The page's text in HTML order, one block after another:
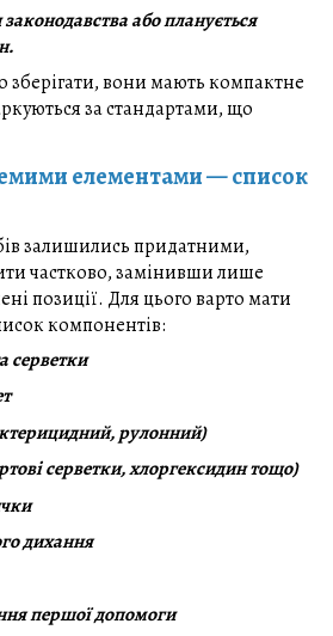
або планується
зберігати, вони мають компактне
за стандартами, що
елементами — список
залишились придатними,
частково, замінивши лише
позиції. Для цього варто мати
компонентів:
серветки
рулонний)
серветки, хлоргексидин тощо)
дихання
першої допомоги